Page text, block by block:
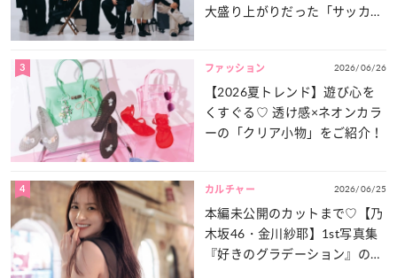
大盛り上がりだった「サッカー
3 ファッション 2026/06/26
【2026夏トレンド】遊び心を
くすぐる♡ 透け感×ネオンカラ
ーの「クリア小物」をご紹介！
4 カルチャー 2026/06/25
本編未公開のカットまで♡【乃
木坂46・金川紗耶】1st写真集
『好きのグラデーション』の魅